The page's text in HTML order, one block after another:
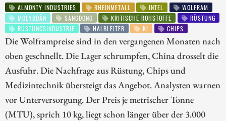
ALMONTY INDUSTRIES RHEINMETALL INTEL
WOLFRAM
MOLYBDÄN
SANGDONG KRITISCHE ROHSTOFFE
RÜSTUNG
RÜSTUNGSINDUSTRIE
HALBLEITER KI CHIPS
Die Wolframpreise sind in den vergangenen Monaten nach
oben geschnellt. Die Lager schrumpfen, China drosselt die
Ausfuhr. Die Nachfrage aus Rüstung, Chips und
Medizintechnik übersteigt das Angebot. Analysten warnen
vor Unterversorgung. Der Preis je metrischer Tonne
(MTU), sprich 10 kg, liegt schon länger über der 3.000